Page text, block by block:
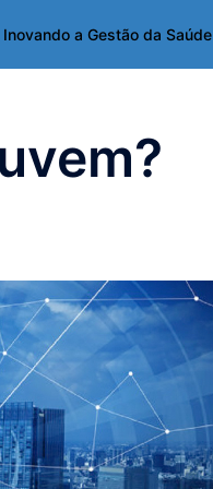
Inovando a Gestão da Saúde